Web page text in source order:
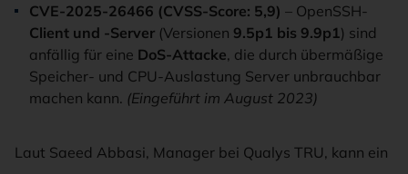
CVE-2025-26466 (CVSS-Score: 5,9) – OpenSSH-
Client und -Server (Versionen 9.5p1 bis 9.9p1) sind
anfällig für eine DoS-Attacke, die durch übermäßige
Speicher- und CPU-Auslastung Server unbrauchbar
machen kann. (Eingeführt im August 2023)
Laut Saeed Abbasi, Manager bei Qualys TRU, kann ein